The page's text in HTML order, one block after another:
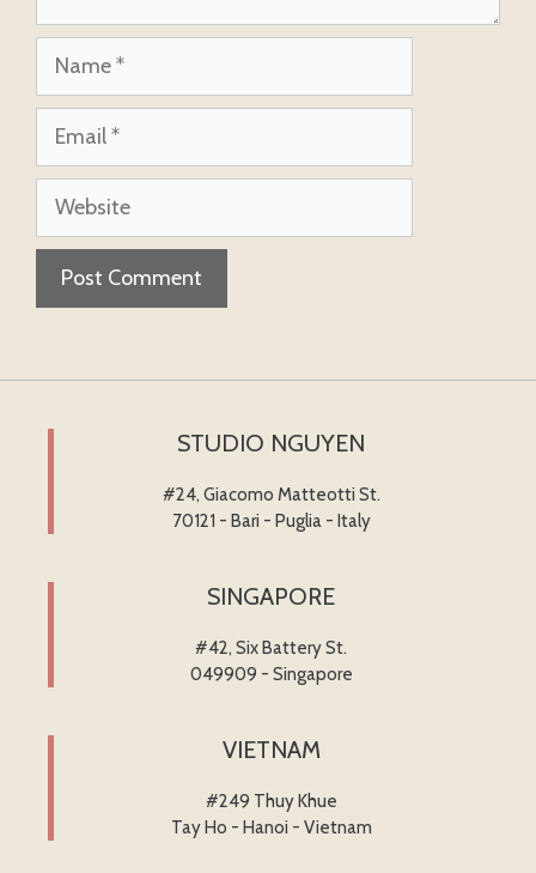
Name
Email
Website
STUDIO NGUYEN
#24, Giacomo Matteotti St.
70121 - Bari - Puglia - Italy
SINGAPORE
#42, Six Battery St.
049909 - Singapore
VIETNAM
#249 Thuy Khue
Tay Ho - Hanoi - Vietnam